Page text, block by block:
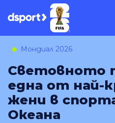
Мондиал 2026
Световното
една от най-
жени в
Океана